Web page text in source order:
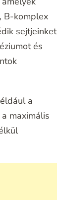
B-komplex
sejtjeinket
és
a
maximális